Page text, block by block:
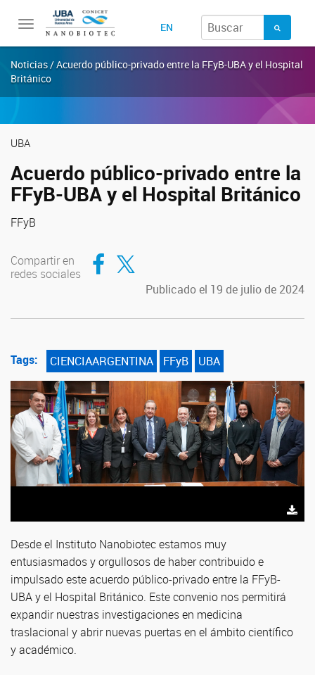
Toggle
navigation
EN
Noticias / Acuerdo público-privado entre la FFyB-UBA y el Hospital
Británico
UBA
Acuerdo público-privado entre la
FFyB-UBA y el Hospital Británico
FFyB
Compartir en
redes sociales
Compartir en Facebook
Compartir en Twitter
Publicado el 19 de julio de 2024
Tags: CIENCIAARGENTINA FFyB UBA
Desde el Instituto Nanobiotec estamos muy
entusiasmados y orgullosos de haber contribuido e
impulsado este acuerdo público-privado entre la FFyB-
UBA y el Hospital Británico. Este convenio nos permitirá
expandir nuestras investigaciones en medicina
traslacional y abrir nuevas puertas en el ámbito científico
y académico.